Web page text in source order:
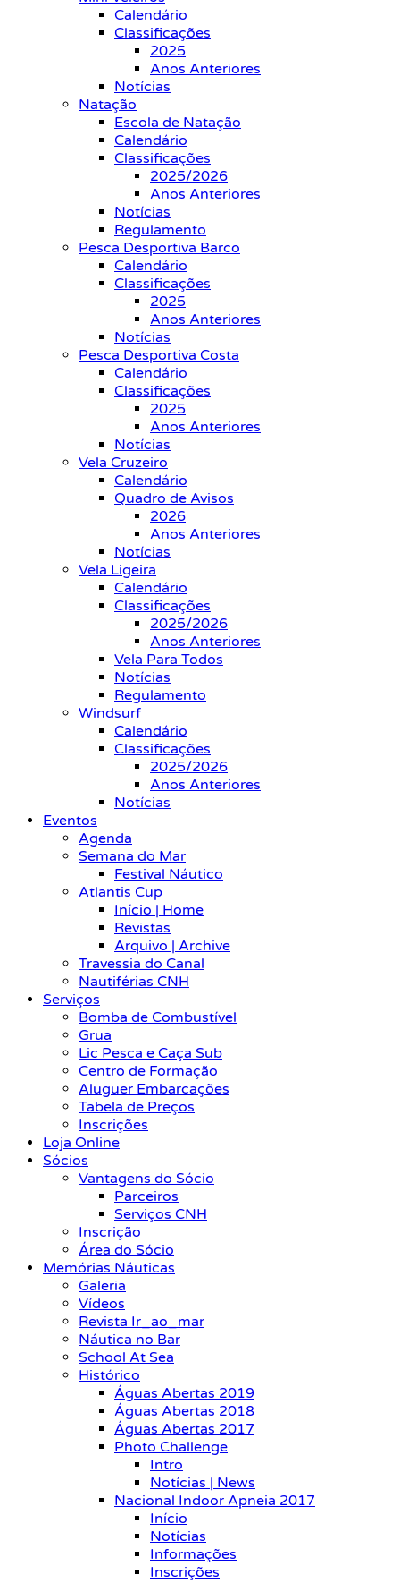
Calendário
Classificações
2025
Anos Anteriores
Notícias
Natação
Escola de Natação
Calendário
Classificações
2025/2026
Anos Anteriores
Notícias
Regulamento
Pesca Desportiva Barco
Calendário
Classificações
2025
Anos Anteriores
Notícias
Pesca Desportiva Costa
Calendário
Classificações
2025
Anos Anteriores
Notícias
Vela Cruzeiro
Calendário
Quadro de Avisos
2026
Anos Anteriores
Notícias
Vela Ligeira
Calendário
Classificações
2025/2026
Anos Anteriores
Vela Para Todos
Notícias
Regulamento
Windsurf
Calendário
Classificações
2025/2026
Anos Anteriores
Notícias
Eventos
Agenda
Semana do Mar
Festival Náutico
Atlantis Cup
Início | Home
Revistas
Arquivo | Archive
Travessia do Canal
Nautiférias CNH
Serviços
Bomba de Combustível
Grua
Lic Pesca e Caça Sub
Centro de Formação
Aluguer Embarcações
Tabela de Preços
Inscrições
Loja Online
Sócios
Vantagens do Sócio
Parceiros
Serviços CNH
Inscrição
Área do Sócio
Memórias Náuticas
Galeria
Vídeos
Revista Ir_ao_mar
Náutica no Bar
School At Sea
Histórico
Águas Abertas 2019
Águas Abertas 2018
Águas Abertas 2017
Photo Challenge
Intro
Notícias | News
Nacional Indoor Apneia 2017
Início
Notícias
Informações
Inscrições